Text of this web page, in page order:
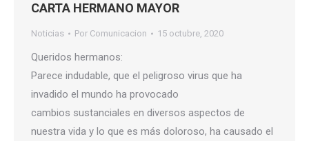
CARTA HERMANO MAYOR
Noticias Por Comunicacion 15 octubre, 2020
Queridos hermanos:
Parece indudable, que el peligroso virus que ha
invadido el mundo ha provocado
cambios sustanciales en diversos aspectos de
nuestra vida y lo que es más doloroso, ha causado el